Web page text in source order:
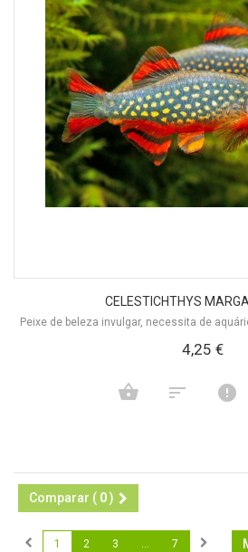
CELESTICHTHYS
Peixe de beleza invulgar, necessita de
4,25 €
Comparar ( 0)
1 2 3 7